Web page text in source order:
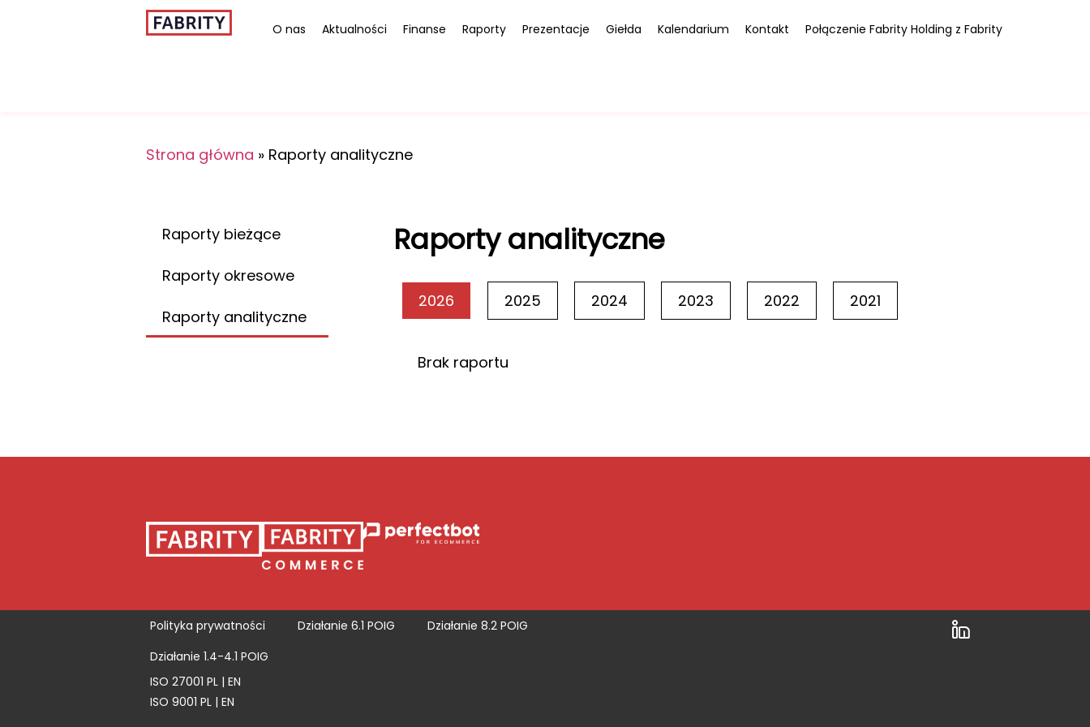
O nas Aktualności Finanse Raporty Prezentacje Giełda Kalendarium Kontakt Połączenie Fabrity Holding z Fabrity
Strona główna » Raporty analityczne
Raporty bieżące
Raporty okresowe
Raporty analityczne
Raporty analityczne
2026 2025 2024 2023 2022 2021
Brak raportu
Polityka prywatności Działanie 6.1 POIG
Działanie 8.2 POIG
Działanie 1.4-4.1 POIG
ISO 27001 PL | EN
ISO 9001 PL | EN